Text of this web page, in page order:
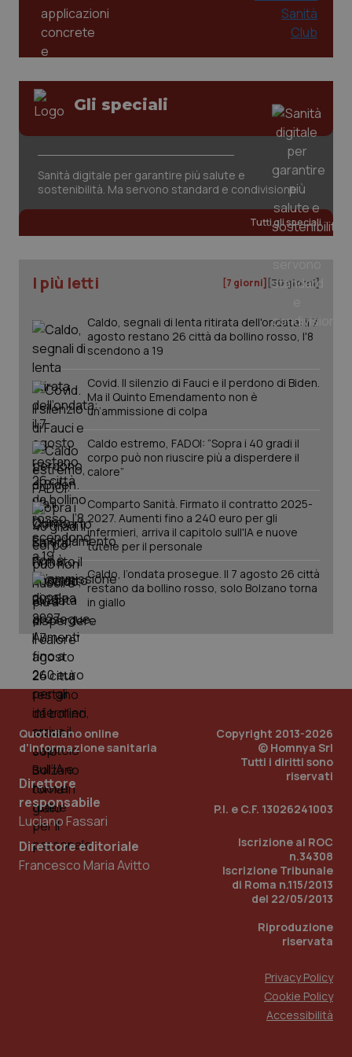
Gli speciali
Sanità digitale per garantire più salute e
sostenibilità. Ma servono standard e condivisione
Tutti gli speciali
I più letti [7 giorni] [30 giorni]
Caldo, segnali di lenta ritirata dell'ondata: il 7
agosto restano 26 città da bollino rosso, l'8
scendono a 19
Covid. Il silenzio di Fauci e il perdono di Biden.
Ma il Quinto Emendamento non è
un’ammissione di colpa
Caldo estremo, FADOI: “Sopra i 40 gradi il
corpo può non riuscire più a disperdere il
calore”
Comparto Sanità. Firmato il contratto 2025-
2027. Aumenti fino a 240 euro per gli
infermieri, arriva il capitolo sull'IA e nuove
tutele per il personale
Caldo, l’ondata prosegue. Il 7 agosto 26 città
restano da bollino rosso, solo Bolzano torna
in giallo
Quotidiano online
d'informazione sanitaria
Direttore
responsabile
Luciano Fassari
Direttore editoriale
Francesco Maria Avitto
Copyright 2013-2026
© Homnya Srl
Tutti i diritti sono
riservati
P.I. e C.F. 13026241003
Iscrizione al ROC
n.34308
Iscrizione Tribunale
di Roma n.115/2013
del 22/05/2013
Riproduzione
riservata
Privacy Policy
Cookie Policy
Accessibilità
CookieScriptConsent
CookieScript
www.quotidianosanita.it
5
tracking-sites-ironfish-
tracking-enable
www.quotidianosanita.it
session-id
_ga
Google LLC
.quotidianosanita.it